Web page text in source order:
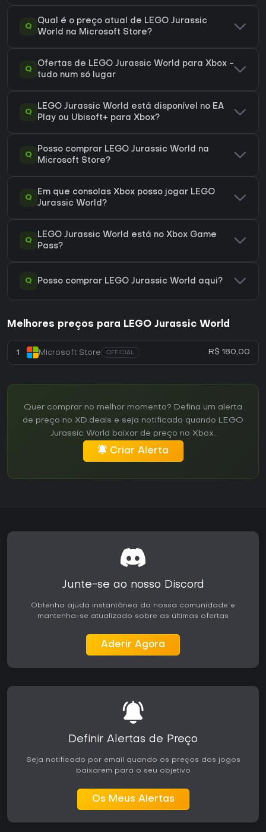
Q
Qual é o preço atual de LEGO Jurassic
World na Microsoft Store?
Q
Ofertas de LEGO Jurassic World para Xbox -
tudo num só lugar
Q
LEGO Jurassic World está disponível no EA
Play ou Ubisoft+ para Xbox?
Q
Posso comprar LEGO Jurassic World na
Microsoft Store?
Q
Em que consolas Xbox posso jogar LEGO
Jurassic World?
Q
LEGO Jurassic World está no Xbox Game
Pass?
Q Posso comprar LEGO Jurassic World aqui?
Melhores preços para LEGO Jurassic World
1 Microsoft Store OFFICIAL R$ 180,00
Quer comprar no melhor momento? Defina um alerta
de preço no XD.deals e seja notificado quando LEGO
Jurassic World baixar de preço no Xbox.
Criar Alerta
Junte-se ao nosso Discord
Obtenha ajuda instantânea da nossa comunidade e
mantenha-se atualizado sobre as últimas ofertas
Aderir Agora
Definir Alertas de Preço
Seja notificado por email quando os preços dos jogos
baixarem para o seu objetivo
Os Meus Alertas